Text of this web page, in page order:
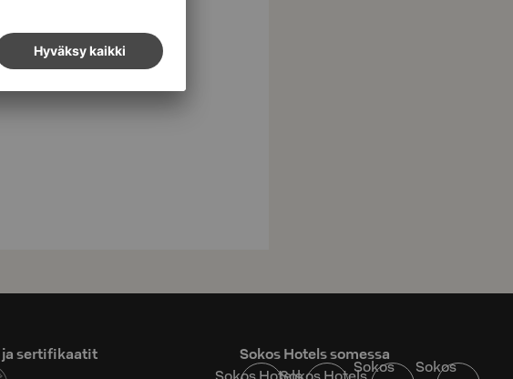
sertifikaatit
Sokos Hotels somessa
Sokos HotelsSokos HotelsSokos
Sokos